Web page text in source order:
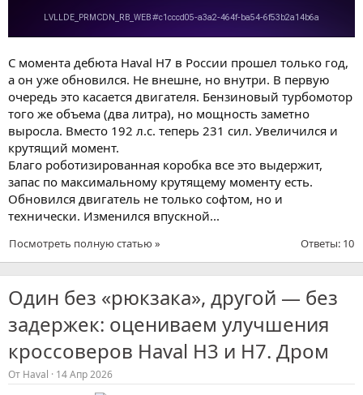
С момента дебюта Haval H7 в России прошел только год,
а он уже обновился. Не внешне, но внутри. В первую
очередь это касается двигателя. Бензиновый турбомотор
того же объема (два литра), но мощность заметно
выросла. Вместо 192 л.с. теперь 231 сил. Увеличился и
крутящий момент.
Благо роботизированная коробка все это выдержит,
запас по максимальному крутящему моменту есть.
Обновился двигатель не только софтом, но и
технически. Изменился впускной...
Ответы: 10
Посмотреть полную статью »
Один без «рюкзака», другой — без
задержек: оцениваем улучшения
кроссоверов Haval H3 и H7. Дром
От Haval 14 Апр 2026